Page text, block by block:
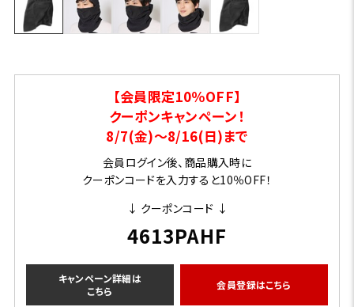
【会員限定10％OFF】
クーポンキャンペーン！
8/7(金)～8/16(日)まで
会員ログイン後、商品購入時に
クーポンコードを入力すると10％OFF！
↓ クーポンコード ↓
4613PAHF
キャンペーン詳細は
こちら
会員登録はこちら